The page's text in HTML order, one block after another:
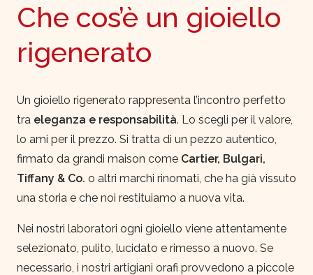
Che cos’è un gioiello
rigenerato
Un gioiello rigenerato rappresenta l’incontro perfetto
tra eleganza e responsabilità. Lo scegli per il valore,
lo ami per il prezzo. Si tratta di un pezzo autentico,
firmato da grandi maison come Cartier, Bulgari,
Tiffany & Co. o altri marchi rinomati, che ha già vissuto
una storia e che noi restituiamo a nuova vita.
Nei nostri laboratori ogni gioiello viene attentamente
selezionato, pulito, lucidato e rimesso a nuovo. Se
necessario, i nostri artigiani orafi provvedono a piccole